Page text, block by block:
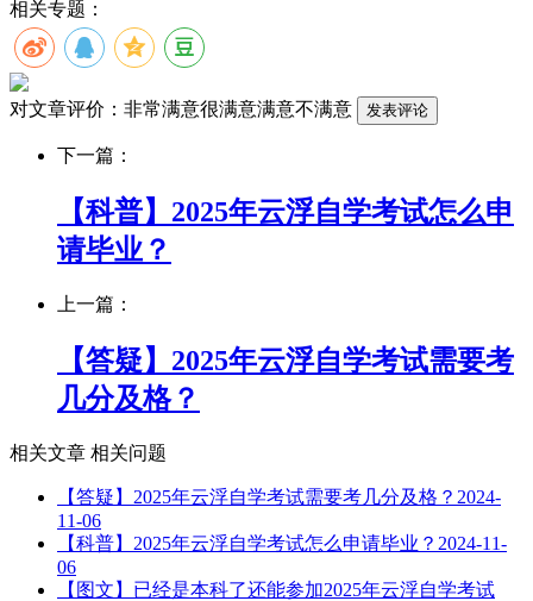
相关专题：
对文章评价： 非常满意很满意满意不满意
下一篇：
【科普】2025年云浮自学考试怎么申
请毕业？
上一篇：
【答疑】2025年云浮自学考试需要考
几分及格？
相关文章 相关问题
【答疑】2025年云浮自学考试需要考几分及格？ 2024-
11-06
【科普】2025年云浮自学考试怎么申请毕业？ 2024-11-
06
【图文】已经是本科了还能参加2025年云浮自学考试